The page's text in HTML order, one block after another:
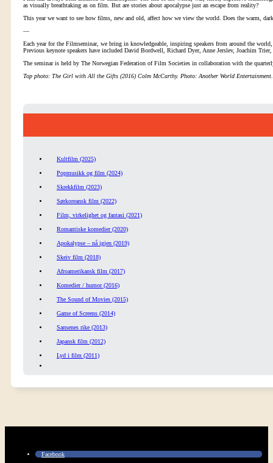
as visually breathtaking as on film. But are stories about apocalypse just an escape from reality?
This year we want to see how films, new and old, affect how we view the world. Does the warm,
—
Each year for the Filmseminar, we bring in knowledgeable, inspiring speakers from around the
Previous keynote speakers have included David Bordwell, Richard Dyer, Anne Jerslev, Joachim
The seminar is held by The Norwegian Federation of Film Societies in collaboration with the
Top photo: The Girl with All the Gifts (2016) Colm McCarthy. Photo: Another World Entertainment.
Kultfilm (2025)
Popmusikk og film (2024)
Skrekkfilm (2023)
Sørkoreansk film (2022)
Film, virkelighet og fantasi (2021)
Romantiske komedier (2020)
Apokalypse – nå igjen (2019)
Skeiv film (2018)
Afroamerikansk film (2017)
Komedier / humor (2016)
The Sound of Movies (2015)
Game of Screens (2014)
Sansenes rike (2013)
Japansk film (2012)
Lyd i film (2011)
Facebook